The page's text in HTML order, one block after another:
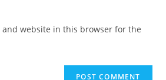
and website in this browser for the